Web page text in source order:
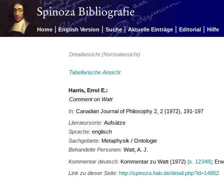
Home | English Version | Suche | Aktuelle Einträge | Editorial | Hilfe
Detailansicht (Normalansicht)
Tabellarische Ansicht
Harris, Errol E.:
Comment on Watt
In:Canadian Journal of Philosophy 2, 2 (1972), 191-197
Literatursorte:Aufsätze
Sprache:englisch
Sachgebiete:Metaphysik / Ontologie
Behandelte Personen:Watt, A. J.
Kommentar deutsch:Kommentar zu Watt (1972)[s. 12348];
Link zu dieser Seite:http://spinoza.hab.de/detail.php?id=14852